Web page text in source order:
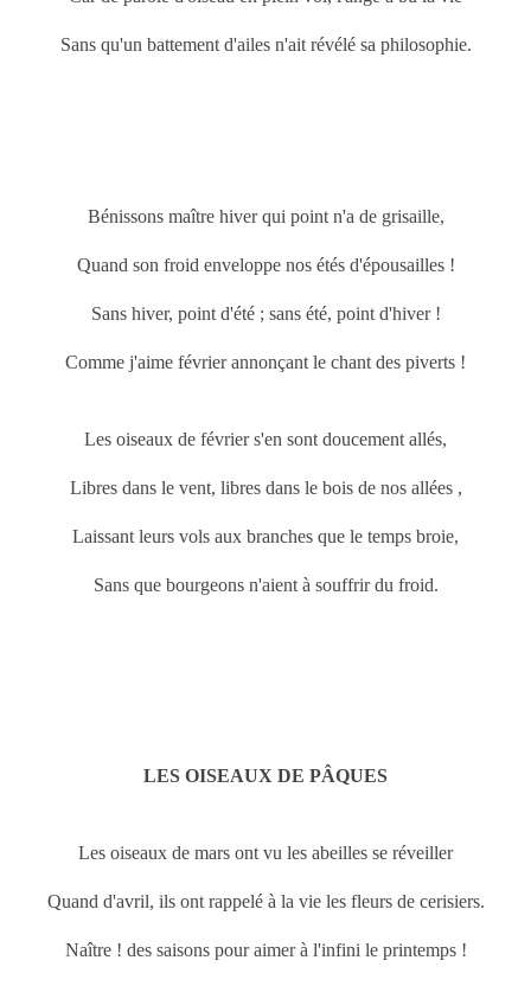
Sans qu'un battement d'ailes n'ait révélé sa philosophie.
Bénissons maître hiver qui point n'a de grisaille,
Quand son froid enveloppe nos étés d'épousailles !
Sans hiver, point d'été ; sans été, point d'hiver !
Comme j'aime février annonçant le chant des piverts !
Les oiseaux de février s'en sont doucement allés,
Libres dans le vent, libres dans le bois de nos allées ,
Laissant leurs vols aux branches que le temps broie,
Sans que bourgeons n'aient à souffrir du froid.
LES OISEAUX DE PÂQUES
Les oiseaux de mars ont vu les abeilles se réveiller
Quand d'avril, ils ont rappelé à la vie les fleurs de cerisiers.
Naître ! des saisons pour aimer à l'infini le printemps !